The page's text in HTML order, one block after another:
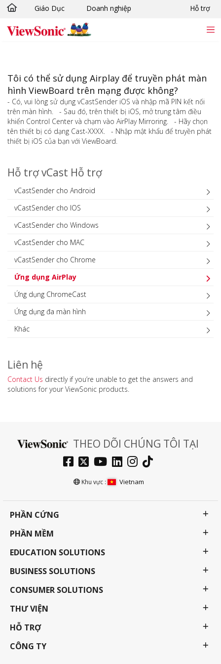
Chuyển đến nội dung chính
Giáo Dục Doanh nghiệp Hỗ trợ
Tôi có thể sử dụng Airplay để truyền phát màn
hình ViewBoard trên mạng được không?
- Có, vui lòng sử dụng vCastSender iOS và nhập mã PIN kết nối
trên màn hình. - Sau đó, trên thiết bị iOS, mở trung tâm điều
khiển Control Center và chạm vào AirPlay Mirroring. - Hãy chọn
tên thiết bị có dạng Cast-XXXX. - Nhập mật khẩu để truyền phát
thiết bị iOS của bạn với ViewBoard.
Hỗ trợ vCast Hỗ trợ
vCastSender cho Android
vCastSender cho IOS
vCastSender cho Windows
vCastSender cho MAC
vCastSender cho Chrome
Ứng dụng AirPlay
Ứng dụng ChromeCast
Ứng dụng đa màn hình
Khác
Liên hệ
Contact Us directly if you’re unable to get the answers and
solutions for your ViewSonic products.
THEO DÕI CHÚNG TÔI TẠI
Khu vực : Vietnam
PHẦN CỨNG
PHẦN MỀM
EDUCATION SOLUTIONS
BUSINESS SOLUTIONS
CONSUMER SOLUTIONS
THƯ VIỆN
HỖ TRỢ
CÔNG TY